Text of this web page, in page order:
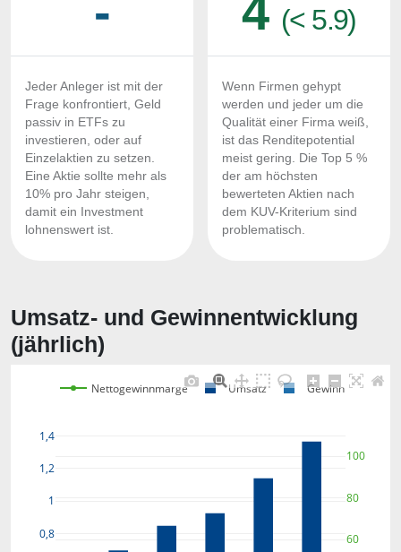
-
Jeder Anleger ist mit der
Frage konfrontiert, Geld
passiv in ETFs zu
investieren, oder auf
Einzelaktien zu setzen.
Eine Aktie sollte mehr als
10% pro Jahr steigen,
damit ein Investment
lohnenswert ist.
4 (< 5.9)
Wenn Firmen gehypt
werden und jeder um die
Qualität einer Firma weiß,
ist das Renditepotential
meist gering. Die Top 5 %
der am höchsten
bewerteten Aktien nach
dem KUV-Kriterium sind
problematisch.
Umsatz- und Gewinnentwicklung
(jährlich)
0,8
1
1,2
1,4
60
80
100
Nettogewinnmarge Umsatz Gewinn